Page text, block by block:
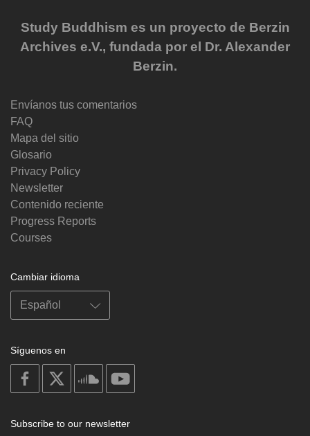
Study Buddhism es un proyecto de Berzin
Archives e.V., fundada por el Dr. Alexander
Berzin.
Envíanos tus comentarios
FAQ
Mapa del sitio
Glosario
Privacy Policy
Newsletter
Contenido reciente
Progress Reports
Courses
Cambiar idioma
Síguenos en
on
facebook
soundcloud
Subscribe to our newsletter